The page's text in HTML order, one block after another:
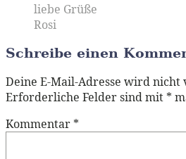
liebe Grüße
Rosi
Schreibe einen
Deine E-Mail-Adresse wird
Erforderliche Felder sind mit *
Kommentar *